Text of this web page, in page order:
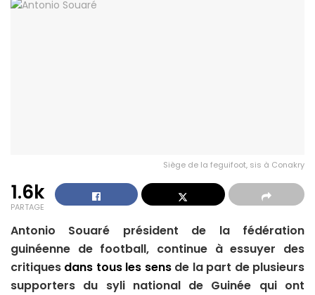
Siège de la feguifoot, sis à Conakry
1.6k
PARTAGE
Antonio Souaré président de la fédération
guinéenne de football, continue à essuyer des
critiques dans tous les sensde la part de plusieurs
supporters du syli national de Guinée qui ont